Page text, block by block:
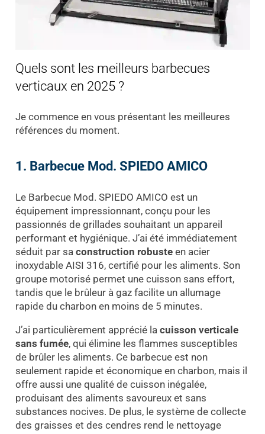
Quels sont les meilleurs barbecues
verticaux en 2025 ?
Je commence en vous présentant les meilleures
références du moment.
1. Barbecue Mod. SPIEDO AMICO
Le Barbecue Mod. SPIEDO AMICO est un
équipement impressionnant, conçu pour les
passionnés de grillades souhaitant un appareil
performant et hygiénique. J’ai été immédiatement
séduit par sa construction robusteen acier
inoxydable AISI 316, certifié pour les aliments. Son
groupe motorisé permet une cuisson sans effort,
tandis que le brûleur à gaz facilite un allumage
rapide du charbon en moins de 5 minutes.
J’ai particulièrement apprécié la cuisson verticale
sans fumée, qui élimine les flammes susceptibles
de brûler les aliments. Ce barbecue est non
seulement rapide et économique en charbon, mais il
offre aussi une qualité de cuisson inégalée,
produisant des aliments savoureux et sans
substances nocives. De plus, le système de collecte
des graisses et des cendres rend le nettoyage